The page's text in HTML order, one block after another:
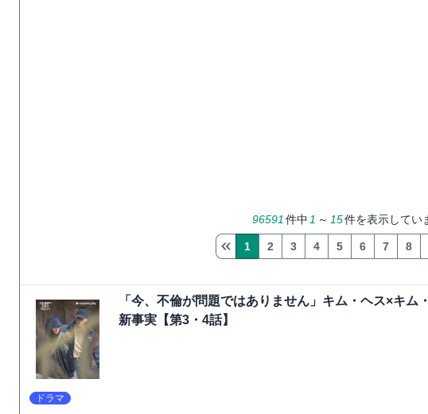
96591 件中 1 ～ 15件を表示してい
1 2 3 4 5 6 7 8
「今、不倫が問題ではありません」キム・ヘス×キ
新事実【第3・4話】
ドラマ